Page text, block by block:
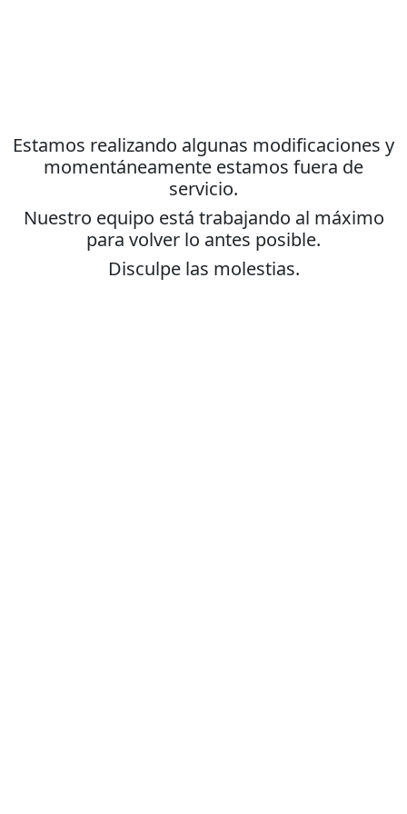
Estamos realizando algunas modificaciones y
momentáneamente estamos fuera de
servicio.
Nuestro equipo está trabajando al máximo
para volver lo antes posible.
Disculpe las molestias.